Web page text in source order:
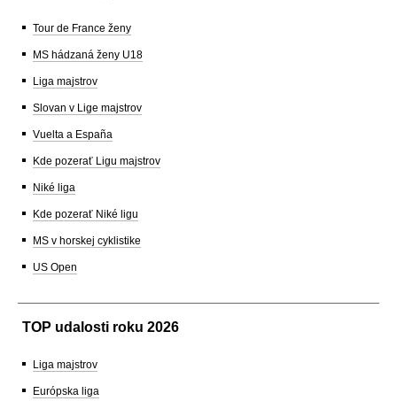
Tour de France ženy
MS hádzaná ženy U18
Liga majstrov
Slovan v Lige majstrov
Vuelta a España
Kde pozerať Ligu majstrov
Niké liga
Kde pozerať Niké ligu
MS v horskej cyklistike
US Open
TOP udalosti roku 2026
Liga majstrov
Európska liga